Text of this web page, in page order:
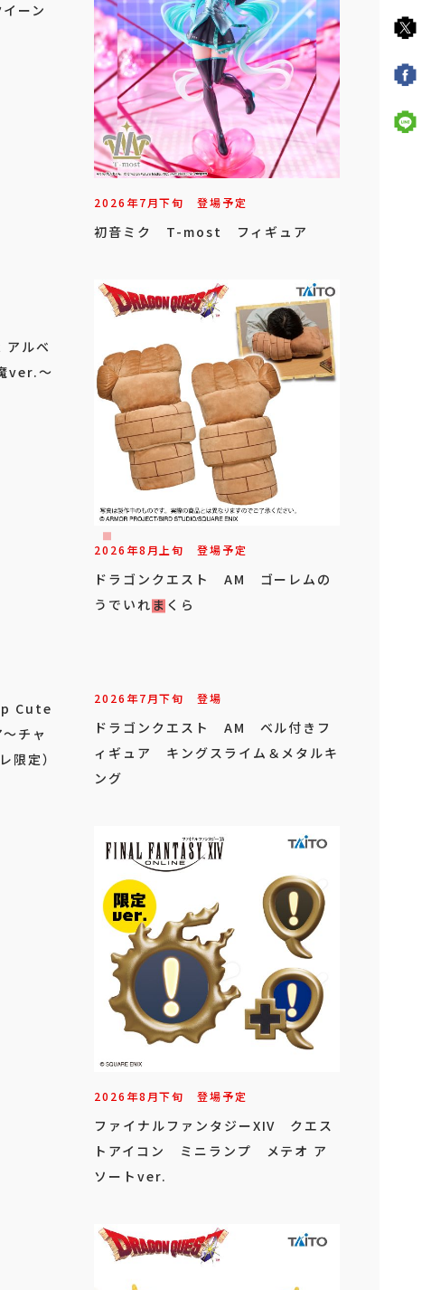
ーン
ルベ
ver.～
Cute
チャ
限定）
2026年7月下旬 登場予定
初音ミク T-most フィギュア
2026年8月上旬 登場予定
ドラゴンクエスト AM ゴーレムの
うでいれまくら
2026年7月下旬 登場
ドラゴンクエスト AM ベル付きフ
ィギュア キングスライム＆メタルキ
ング
2026年8月下旬 登場予定
ファイナルファンタジーXIV クエス
トアイコン ミニランプ メテオ ア
ソートver.